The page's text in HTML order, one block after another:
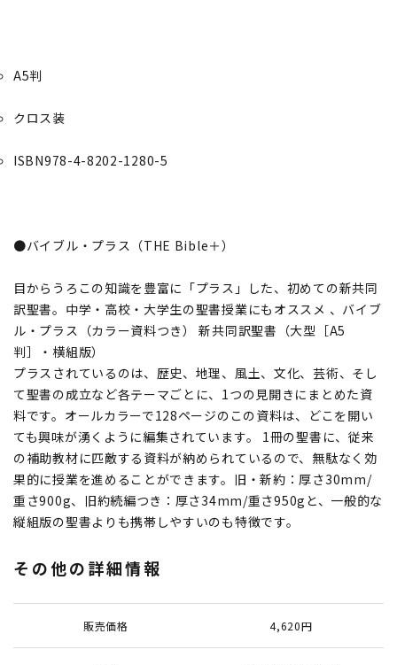
A5判
クロス装
ISBN978-4-8202-1280-5
●バイブル・プラス（THE Bible＋）
目からうろこの知識を豊富に「プラス」した、初めての新共同
訳聖書。中学・高校・大学生の聖書授業にもオススメ 、バイブ
ル・プラス（カラー資料つき） 新共同訳聖書（大型［A5
判］・横組版）
プラスされているのは、歴史、地理、風土、文化、芸術、そし
て聖書の成立など各テーマごとに、1つの見開きにまとめた資
料です。オールカラーで128ページのこの資料は、どこを開い
ても興味が湧くように編集されています。 1冊の聖書に、従来
の補助教材に匹敵する資料が納められているので、無駄なく効
果的に授業を進めることができます。旧・新約：厚さ30mm/
重さ900g、旧約続編つき：厚さ34mm/重さ950gと、一般的な
縦組版の聖書よりも携帯しやすいのも特徴です。
その他の詳細情報
販売価格 4,620円